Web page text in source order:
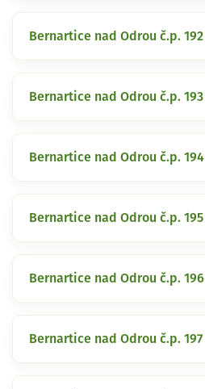
Bernartice nad Odrou č.p. 192
Bernartice nad Odrou č.p. 193
Bernartice nad Odrou č.p. 194
Bernartice nad Odrou č.p. 195
Bernartice nad Odrou č.p. 196
Bernartice nad Odrou č.p. 197